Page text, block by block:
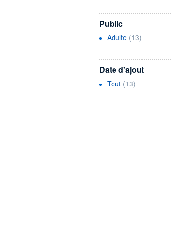
Public
Adulte (13)
Date d'ajout
Tout (13)